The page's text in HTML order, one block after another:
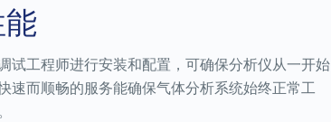
试工程师进行安装和配置，可确保分析仪从一开始
速而顺畅的服务能确保气体分析系统始终正常工